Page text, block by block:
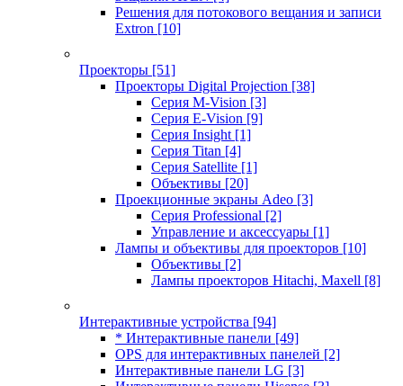
Решения для потокового вещания и записи
Extron [10]
Проекторы [51]
Проекторы Digital Projection [38]
Серия M-Vision [3]
Серия E-Vision [9]
Серия Insight [1]
Серия Titan [4]
Серия Satellite [1]
Объективы [20]
Проекционные экраны Adeo [3]
Серия Professional [2]
Управление и аксессуары [1]
Лампы и объективы для проекторов [10]
Объективы [2]
Лампы проекторов Hitachi, Maxell [8]
Интерактивные устройства [94]
* Интерактивные панели [49]
OPS для интерактивных панелей [2]
Интерактивные панели LG [3]